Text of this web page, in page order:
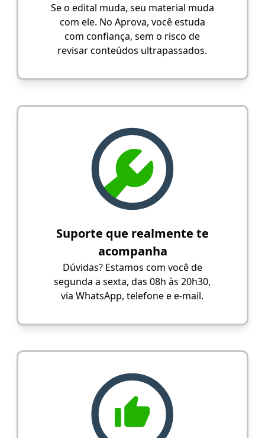
Se o edital muda, seu material muda
com ele. No Aprova, você estuda
com confiança, sem o risco de
revisar conteúdos ultrapassados.
Suporte que realmente te
acompanha
Dúvidas? Estamos com você de
segunda a sexta, das 08h às 20h30,
via WhatsApp, telefone e e-mail.